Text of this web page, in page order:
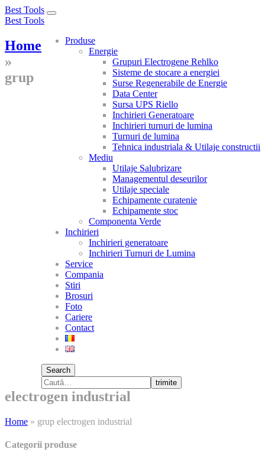
Best Tools
Toggle
Best Tools
Produse
Energie
Grupuri Electrogene Rehlko
Sisteme de stocare a energiei
Surse Regenerabile de Energie
Data Center
Sursa UPS Riello
Inchirieri Generatoare
Inchirieri turnuri de lumina
Turnuri de lumina
Tehnica industriala & Utilaje constructii
Mediu
Utilaje Salubrizare
Managementul deseurilor
Utilaje speciale
Echipamente curatenie
Echipamente stoc
Componenta Verde
Inchirieri
Inchirieri generatoare
Inchirieri Turnuri de Lumina
Service
Compania
Stiri
Brosuri
Foto
Cariere
Contact
Search
trimite
Home
»
grup
electrogen industrial
Home » grup electrogen industrial
Categorii produse